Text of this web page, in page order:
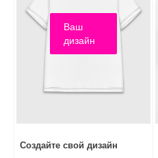
Ваш
дизайн
Создайте свой дизайн